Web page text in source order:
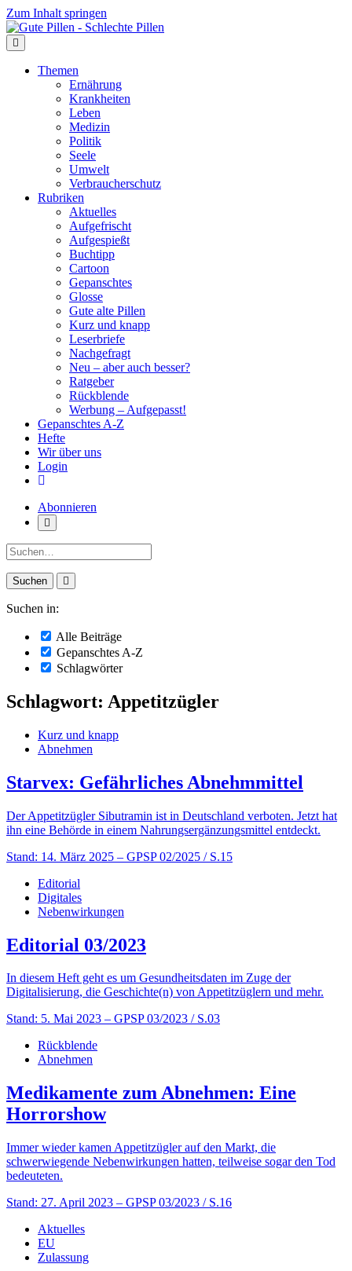
Zum Inhalt springen
Themen
Ernährung
Krankheiten
Leben
Medizin
Politik
Seele
Umwelt
Verbraucherschutz
Rubriken
Aktuelles
Aufgefrischt
Aufgespießt
Buchtipp
Cartoon
Gepanschtes
Glosse
Gute alte Pillen
Kurz und knapp
Leserbriefe
Nachgefragt
Neu – aber auch besser?
Ratgeber
Rückblende
Werbung – Aufgepasst!
Gepanschtes A-Z
Hefte
Wir über uns
Login
Abonnieren
Suche:
Suchen in:
Alle Beiträge
Gepanschtes A-Z
Schlagwörter
Schlagwort: Appetitzügler
Kurz und knapp
Abnehmen
Starvex: Gefährliches Abnehmmittel
Der Appetitzügler Sibutramin ist in Deutschland verboten. Jetzt hat
ihn eine Behörde in einem Nahrungsergänzungsmittel entdeckt.
Stand: 14. März 2025 – GPSP 02/2025 / S.15
Editorial
Digitales
Nebenwirkungen
Editorial 03/2023
In diesem Heft geht es um Gesundheitsdaten im Zuge der
Digitalisierung, die Geschichte(n) von Appetitzüglern und mehr.
Stand: 5. Mai 2023 – GPSP 03/2023 / S.03
Rückblende
Abnehmen
Medikamente zum Abnehmen: Eine
Horrorshow
Immer wieder kamen Appetitzügler auf den Markt, die
schwerwiegende Nebenwirkungen hatten, teilweise sogar den Tod
bedeuteten.
Stand: 27. April 2023 – GPSP 03/2023 / S.16
Aktuelles
EU
Zulassung